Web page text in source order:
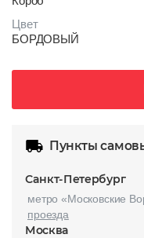
Цвет
БОРДОВЫЙ
Пункты
Санкт-Петербург
метро «Московские
проезда
Москва